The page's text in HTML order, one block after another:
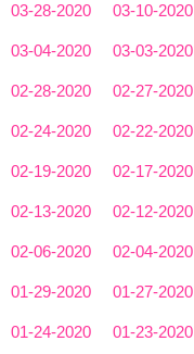
03-28-2020 03-10-2020
03-04-2020 03-03-2020
02-28-2020 02-27-2020
02-24-2020 02-22-2020
02-19-2020 02-17-2020
02-13-2020 02-12-2020
02-06-2020 02-04-2020
01-29-2020 01-27-2020
01-24-2020 01-23-2020